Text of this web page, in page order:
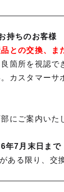
持ちのお客様
との交換、ま
箇所を視認
カスタマー
にご案内いた
年7月末日まで
る限り、交